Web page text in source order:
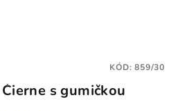
s gumičkou
KÓD:859/30